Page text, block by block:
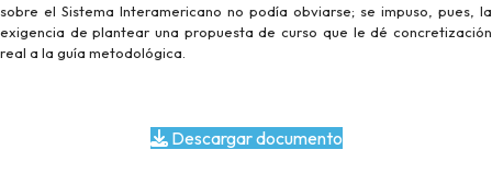
sobre el Sistema Interamericano no podía obviarse; se impuso, pues, la
exigencia de plantear una propuesta de curso que le dé concretización
real a la guía metodológica.
Descargar documento